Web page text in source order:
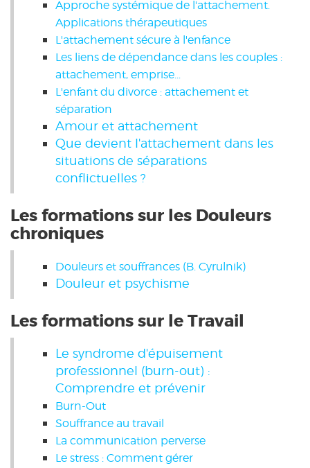
Approche systémique de l'attachement.
Applications thérapeutiques
L'attachement sécure à l'enfance
Les liens de dépendance dans les couples :
attachement, emprise...
L'enfant du divorce : attachement et
séparation
Amour et attachement
Que devient l'attachement dans les
situations de séparations
conflictuelles ?
Les formations sur les Douleurs
chroniques
Douleurs et souffrances (B. Cyrulnik)
Douleur et psychisme
Les formations sur le Travail
Le syndrome d'épuisement
professionnel (burn-out) :
Comprendre et prévenir
Burn-Out
Souffrance au travail
La communication perverse
Le stress : Comment gérer